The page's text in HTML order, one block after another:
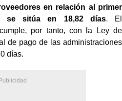
en relación al primer
se sitúa en 18,82 días. El
por tanto, con la Ley de
de pago de las administraciones
días.